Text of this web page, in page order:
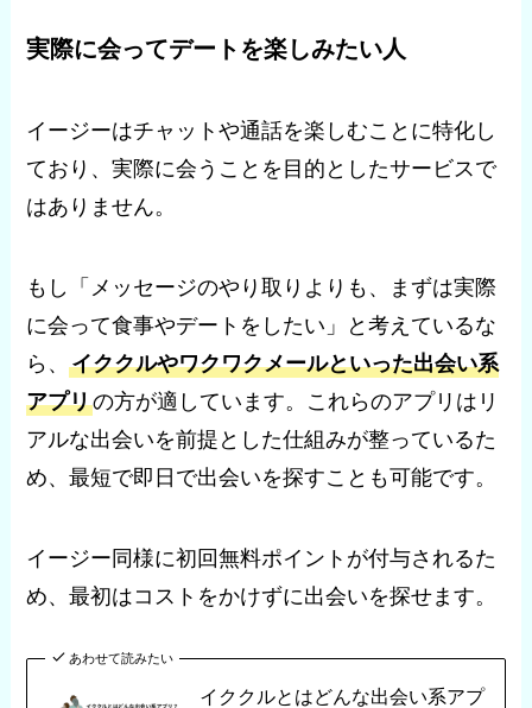
実際に会ってデートを楽しみたい人
イージーはチャットや通話を楽しむことに特化し
ており、実際に会うことを目的としたサービスで
はありません。
もし「メッセージのやり取りよりも、まずは実際
に会って食事やデートをしたい」と考えているな
ら、イククルやワクワクメールといった出会い系
アプリの方が適しています。これらのアプリはリ
アルな出会いを前提とした仕組みが整っているた
め、最短で即日で出会いを探すことも可能です。
イージー同様に初回無料ポイントが付与されるた
め、最初はコストをかけずに出会いを探せます。
あわせて読みたい
イククルとはどんな出会い系アプ